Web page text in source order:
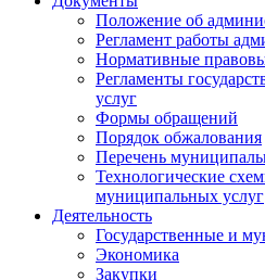
Положение об
Регламент работы
Нормативные
Регламенты
услуг
Формы обращений
Порядок обжалования
Перечень
Технологические
муниципальных услуг
Деятельность
Государственные и
Экономика
Закупки